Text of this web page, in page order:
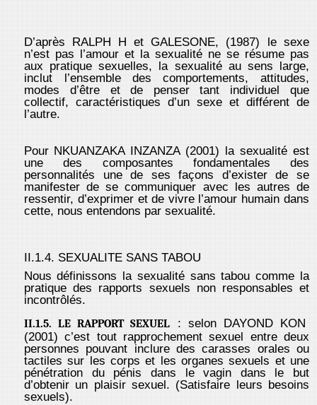
D’après RALPH H et GALESONE, (1987) le sexe
n’est pas l’amour et la sexualité ne se résume pas
aux pratique sexuelles, la sexualité au sens large,
inclut l’ensemble des comportements, attitudes,
modes d’être et de penser tant individuel que
collectif, caractéristiques d’un sexe et différent de
l’autre.
Pour NKUANZAKA INZANZA (2001) la sexualité est
une des composantes fondamentales des
personnalités une de ses façons d’exister de se
manifester de se communiquer avec les autres de
ressentir, d’exprimer et de vivre l’amour humain dans
cette, nous entendons par sexualité.
II.1.4. SEXUALITE SANS TABOU
Nous définissons la sexualité sans tabou comme la
pratique des rapports sexuels non responsables et
incontrôlés.
II.1.5. LE RAPPORT SEXUEL : selon DAYOND KON
(2001) c’est tout rapprochement sexuel entre deux
personnes pouvant inclure des carasses orales ou
tactiles sur les corps et les organes sexuels et une
pénétration du pénis dans le vagin dans le but
d’obtenir un plaisir sexuel. (Satisfaire leurs besoins
sexuels).